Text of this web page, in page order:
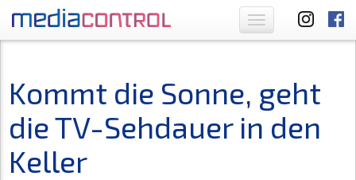
Toggle
navigation
Kommt die Sonne, geht
die TV-Sehdauer in den
Keller